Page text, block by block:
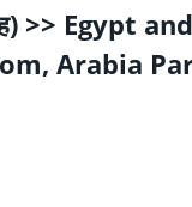
>> Egypt
Arabia